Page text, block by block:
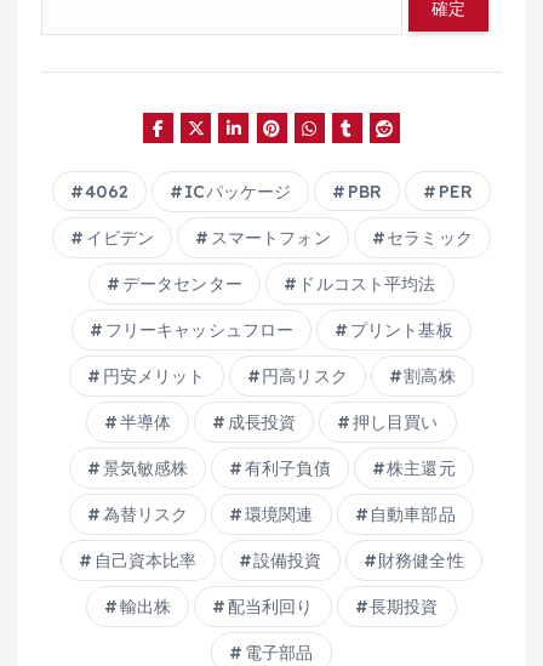
4062 ICパッケージ PBR PER
イビデン スマートフォン セラミック
データセンター ドルコスト平均法
フリーキャッシュフロー プリント基板
円安メリット 円高リスク 割高株
半導体 成長投資 押し目買い
景気敏感株 有利子負債 株主還元
為替リスク 環境関連 自動車部品
自己資本比率 設備投資 財務健全性
輸出株 配当利回り 長期投資
電子部品